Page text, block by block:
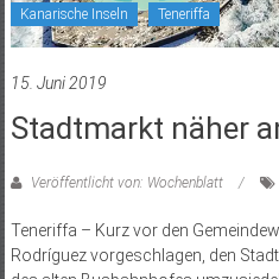
Kanarische Inseln Teneriffa
15. Juni 2019
Stadtmarkt näher
Veröffentlicht von: Wochenblatt
Teneriffa – Kurz vor den
Rodríguez vorgeschlagen, den